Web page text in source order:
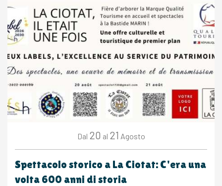
Dal 20 al 21 Agosto
Spettacolo storico a La Ciotat: C'era una
volta 600 anni di storia